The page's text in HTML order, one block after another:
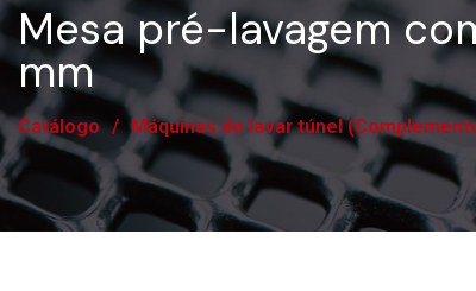
Mesa pré-lavagem
mm
Catálogo / Máquinas de lavar túnel